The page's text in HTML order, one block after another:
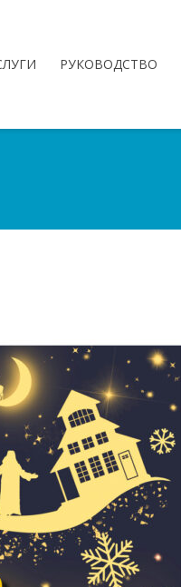
РУКОВОДСТВО